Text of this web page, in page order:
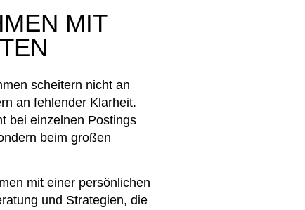
MIT
scheitern nicht an
an fehlender Klarheit.
bei einzelnen Postings
beim großen
mit einer persönlichen
und Strategien, die